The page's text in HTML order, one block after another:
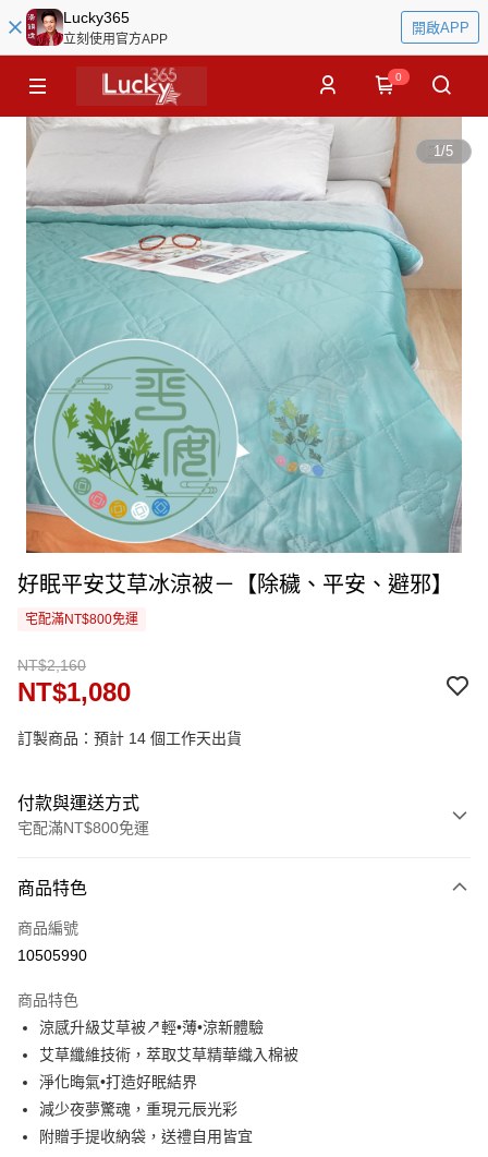
Lucky365
立刻使用官方APP
開啟APP
0
1/5
好眠平安艾草冰涼被－【除穢、平安、避邪】
宅配滿NT$800免運
NT$2,160
NT$1,080
訂製商品：預計 14 個工作天出貨
付款與運送方式
宅配滿NT$800免運
信用卡一次付款
信用卡分期付款
合作金庫商業銀行
華南商業銀行
上海商業儲蓄銀行
台北富邦商業銀行
國泰世華商業銀行
臺灣中小企業銀行
匯豐（台灣）商業銀行
聯邦商業銀行
6 期 0 利率 每期
華南商業銀行
彰化商業銀行
上海商業儲蓄銀行
國泰世華商業銀行
臺灣中小企業銀行
12 期 0 利率 每期NT$90
合作金庫商業銀行
上海商業儲蓄銀行
國泰世華商業銀行
LINE Pay
Apple Pay
商品特色
商品編號
10505990
商品特色
涼感升級艾草被↗輕•薄•涼新體驗
艾草纖維技術，萃取艾草精華織入棉被
淨化晦氣•打造好眠結界
減少夜夢驚魂，重現元辰光彩
附贈手提收納袋，送禮自用皆宜